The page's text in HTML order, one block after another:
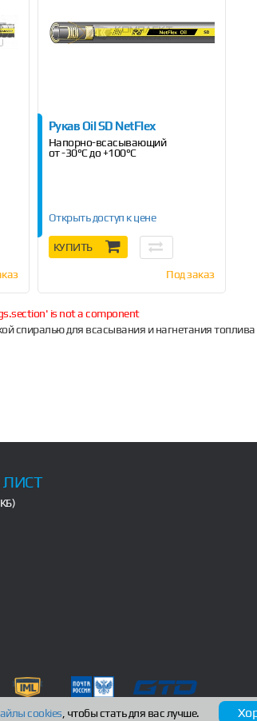
Рукав Oil SD NetFlex
Напорно-всасывающий
от -30°C до +100°C
Открыть доступ к цене
КУПИТЬ
Под заказ
is not a component
спиралью для всасывания и нагнетания
ЛИСТ
cookies , чтобы стать для вас лучше.